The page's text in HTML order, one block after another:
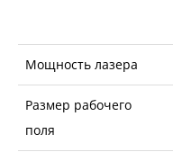
Мощность лазера
Размер рабочего
поля